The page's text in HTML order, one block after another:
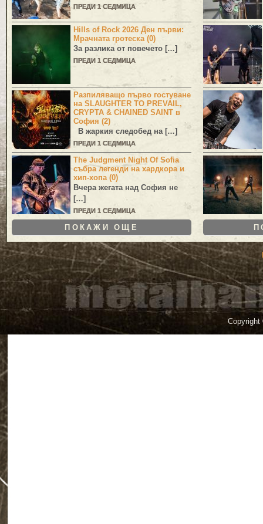
ПРЕДИ 1 СЕДМИЦА
Hills of Rock 2026 Ден първи:
Мрачната гротеска (0)
За разлика от повечето […]
ПРЕДИ 1 СЕДМИЦА
Разпиляващо първо гостуване
на SLAUGHTER TO PREVAIL,
CRYPTA & CHAINED SAINT в
София (2)
В жаркия следобед на […]
ПРЕДИ 1 СЕДМИЦА
The Judgment Night Of Sofia
събра легенди на хардкора и
хип-хопа (0)
Вчера жегата над София не
[…]
ПРЕДИ 1 СЕДМИЦА
ПОКАЖИ ОЩЕ